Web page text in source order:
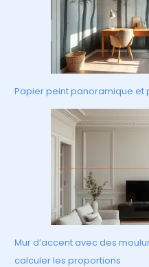
Papier peint panoramique et
Mur d’accent avec des
calculer les proportions